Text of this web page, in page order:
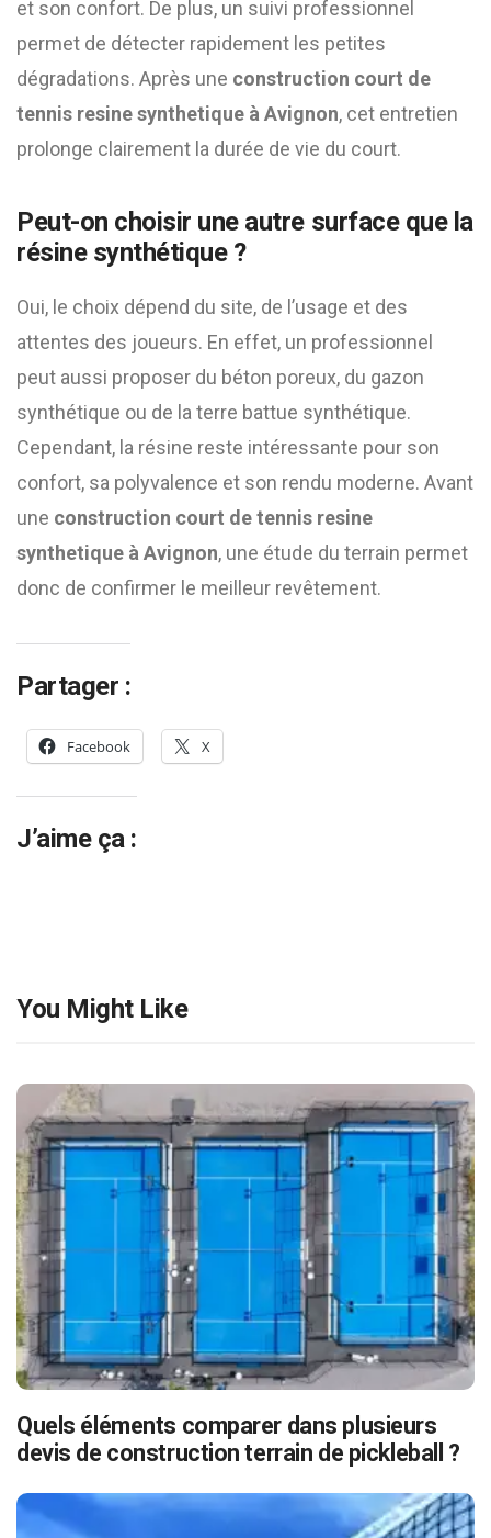
et son confort. De plus, un suivi professionnel
permet de détecter rapidement les petites
dégradations. Après une construction court de
tennis resine synthetique à Avignon, cet entretien
prolonge clairement la durée de vie du court.
Peut-on choisir une autre surface que la
résine synthétique ?
Oui, le choix dépend du site, de l’usage et des
attentes des joueurs. En effet, un professionnel
peut aussi proposer du béton poreux, du gazon
synthétique ou de la terre battue synthétique.
Cependant, la résine reste intéressante pour son
confort, sa polyvalence et son rendu moderne. Avant
une construction court de tennis resine
synthetique à Avignon, une étude du terrain permet
donc de confirmer le meilleur revêtement.
Partager :
Facebook X
J’aime ça :
You Might Like
Quels éléments comparer dans plusieurs
devis de construction terrain de pickleball ?